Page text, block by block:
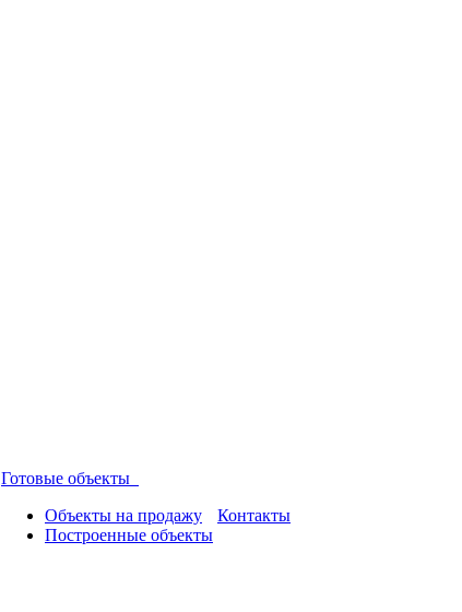
Готовые объекты
Объекты на продажу
Построенные объекты
Контакты